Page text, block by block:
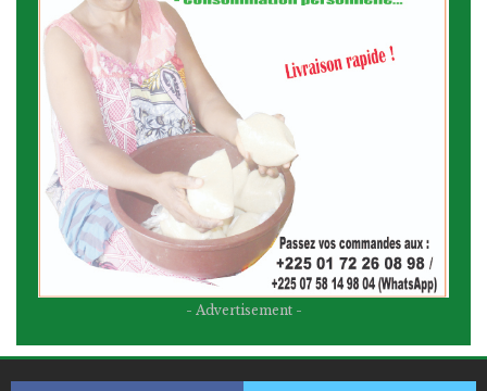
- Advertisement -